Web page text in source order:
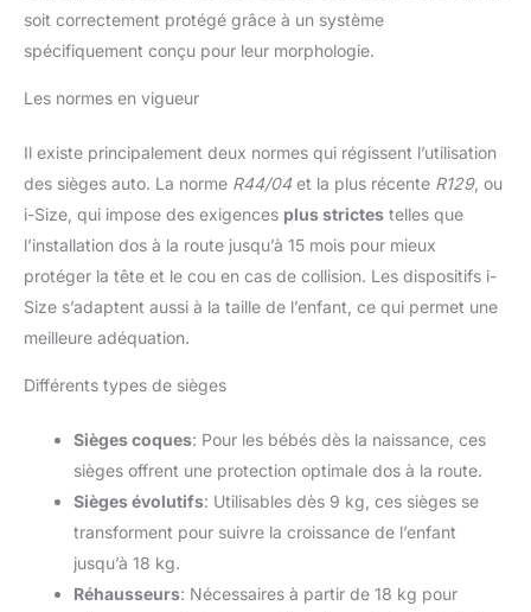
soit correctement protégé grâce à un système
spécifiquement conçu pour leur morphologie.
Les normes en vigueur
Il existe principalement deux normes qui régissent l’utilisation
des sièges auto. La norme R44/04et la plus récente R129, ou
i-Size, qui impose des exigences plus strictes telles que
l’installation dos à la route jusqu’à 15 mois pour mieux
protéger la tête et le cou en cas de collision. Les dispositifs i-
Size s’adaptent aussi à la taille de l’enfant, ce qui permet une
meilleure adéquation.
Différents types de sièges
Sièges coques: Pour les bébés dès la naissance, ces
sièges offrent une protection optimale dos à la route.
Sièges évolutifs: Utilisables dès 9 kg, ces sièges se
transforment pour suivre la croissance de l’enfant
jusqu’à 18 kg.
Réhausseurs: Nécessaires à partir de 18 kg pour